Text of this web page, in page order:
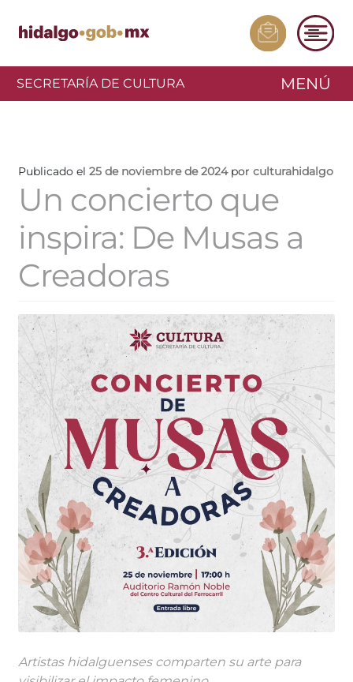
SECRETARÍA DE CULTURA MENÚ
Publicado el 25 de noviembre de 2024 por culturahidalgo
Un concierto que
inspira: De Musas a
Creadoras
Artistas hidalguenses comparten su arte para